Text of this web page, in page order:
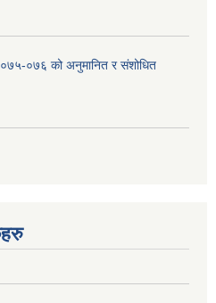
०७६ को अनुमानित र संशोधित